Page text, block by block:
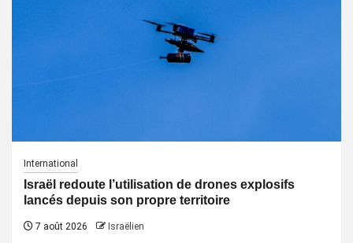
International
Israël redoute l’utilisation de drones explosifs
lancés depuis son propre territoire
7 août 2026 Israëlien